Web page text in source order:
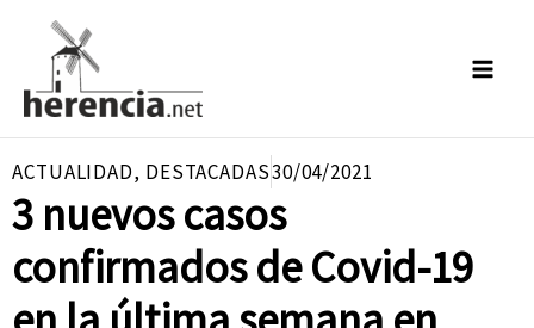
contenido
ACTUALIDAD, DESTACADAS30/04/2021
3 nuevos casos
confirmados de Covid-19